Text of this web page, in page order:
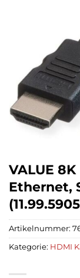
VALUE
Ethernet,
Artikelnummer:
Kategorie: HDMI